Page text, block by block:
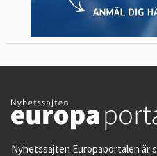
Nyhetssajten Europaportalen är